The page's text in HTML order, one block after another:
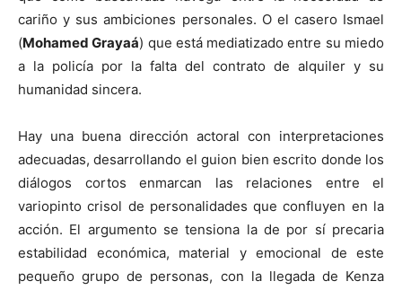
cariño y sus ambiciones personales. O el casero Ismael
(Mohamed Grayaá) que está mediatizado entre su miedo
a la policía por la falta del contrato de alquiler y su
humanidad sincera.
Hay una buena dirección actoral con interpretaciones
adecuadas, desarrollando el guion bien escrito donde los
diálogos cortos enmarcan las relaciones entre el
variopinto crisol de personalidades que confluyen en la
acción. El argumento se tensiona la de por sí precaria
estabilidad económica, material y emocional de este
pequeño grupo de personas, con la llegada de Kenza